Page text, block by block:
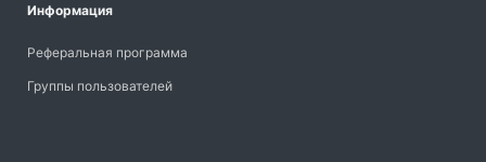
Информация
Реферальная программа
Группы пользователей